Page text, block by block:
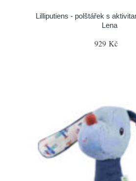
Lilliputiens - polštářek s
Lena
929 Kč